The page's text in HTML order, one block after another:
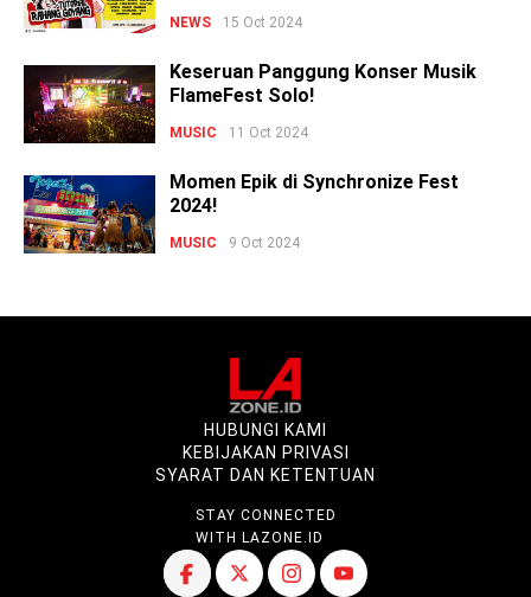
NEWS 15 Oct 2024
Keseruan Panggung Konser Musik
FlameFest Solo!
MUSIC 11 Oct 2024
Momen Epik di Synchronize Fest
2024!
MUSIC 9 Oct 2024
HUBUNGI KAMI
KEBIJAKAN PRIVASI
SYARAT DAN KETENTUAN
STAY CONNECTED
WITH LAZONE.ID